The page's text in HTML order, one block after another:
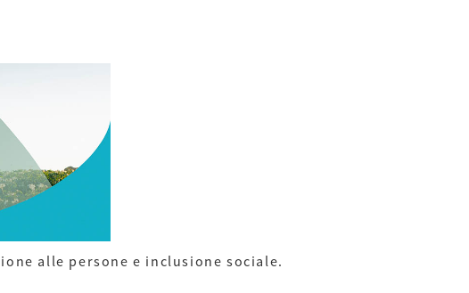
alle persone e inclusione sociale.